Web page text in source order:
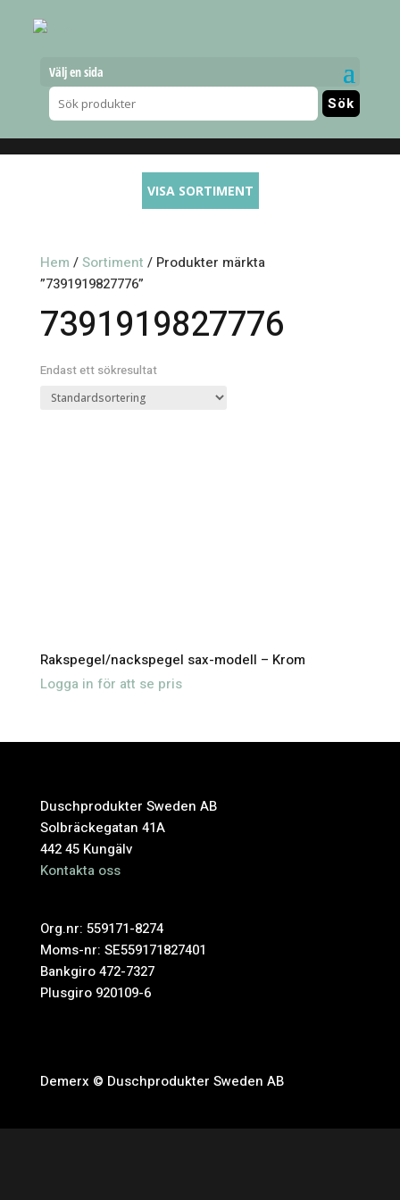
Välj en sida
VISA SORTIMENT
Hem /Sortiment / Produkter märkta
”7391919827776”
7391919827776
Endast ett sökresultat
Rakspegel/nackspegel sax-modell – Krom
Logga in för att se pris
Duschprodukter Sweden AB
Solbräckegatan 41A
442 45 Kungälv
Kontakta oss
Org.nr: 559171-8274
Moms-nr: SE559171827401
Bankgiro 472-7327
Plusgiro 920109-6
Demerx © Duschprodukter Sweden AB